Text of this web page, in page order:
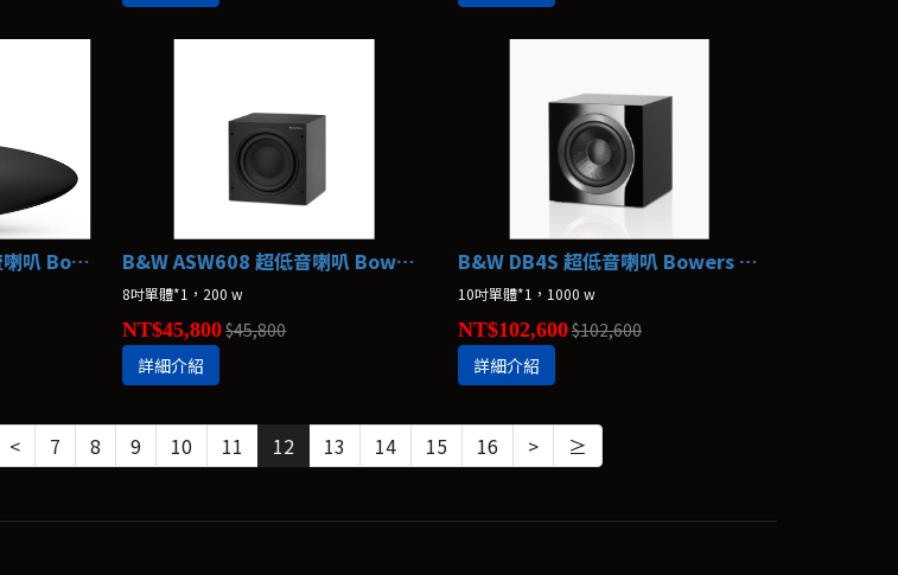
B&W Zeppelin 無線串流喇叭 Bowers & Wilkins B&W ASW608 超低音喇叭 Bowers & Wilkins
8吋單體*1，200 w
NT$45,800$45,800
詳細介紹
B&W DB4S 超低音喇叭 Bowers & Wilkins
10吋單體*1，1000 w
NT$102,600$102,600
詳細介紹
< 7 8 9 10 11 12 13 14 15 16 > ≥